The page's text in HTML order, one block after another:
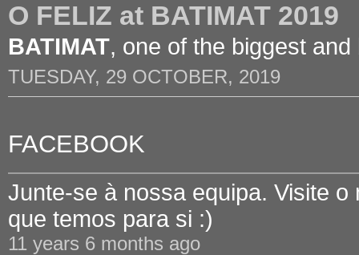
O FELIZ at BATIMAT 2019
BATIMAT, one of the biggest and
TUESDAY, 29 OCTOBER, 2019
FACEBOOK
Junte-se à nossa equipa. Visite
que temos para si :)
11 years 6 months ago